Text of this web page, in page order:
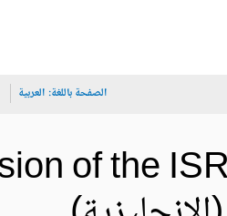
الصفحة باللغة: العربية
of the